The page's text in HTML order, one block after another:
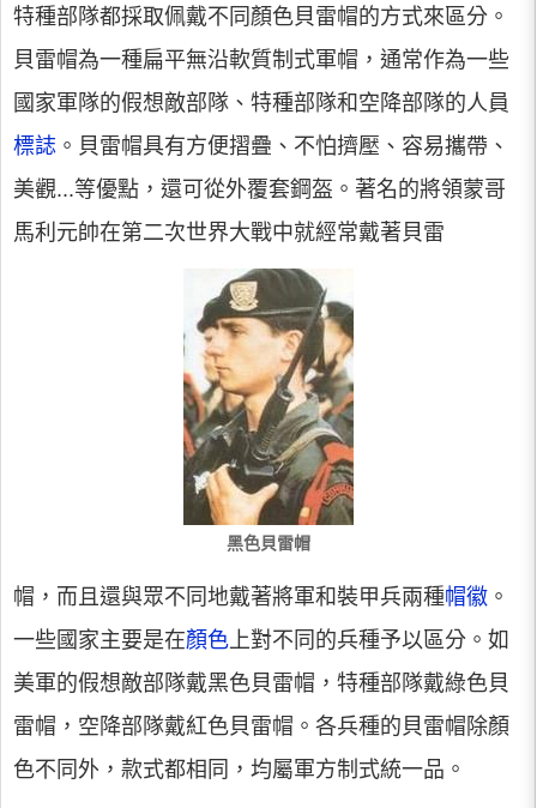
特種部隊都採取佩戴不同顏色貝雷帽的方式來區分。
貝雷帽為一種扁平無沿軟質制式軍帽，通常作為一些
國家軍隊的假想敵部隊、特種部隊和空降部隊的人員
標誌 。貝雷帽具有方便摺疊、不怕擠壓、容易攜帶、
美觀...等優點，還可從外覆套鋼盔。著名的將領蒙哥
馬利元帥在第二次世界大戰中就經常戴著貝雷
黑色貝雷帽
帽，而且還與眾不同地戴著將軍和裝甲兵兩種帽徽 。
一些國家主要是在顏色上對不同的兵種予以區分。如
美軍的假想敵部隊戴黑色貝雷帽，特種部隊戴綠色貝
雷帽，空降部隊戴紅色貝雷帽。各兵種的貝雷帽除顏
色不同外，款式都相同，均屬軍方制式統一品。